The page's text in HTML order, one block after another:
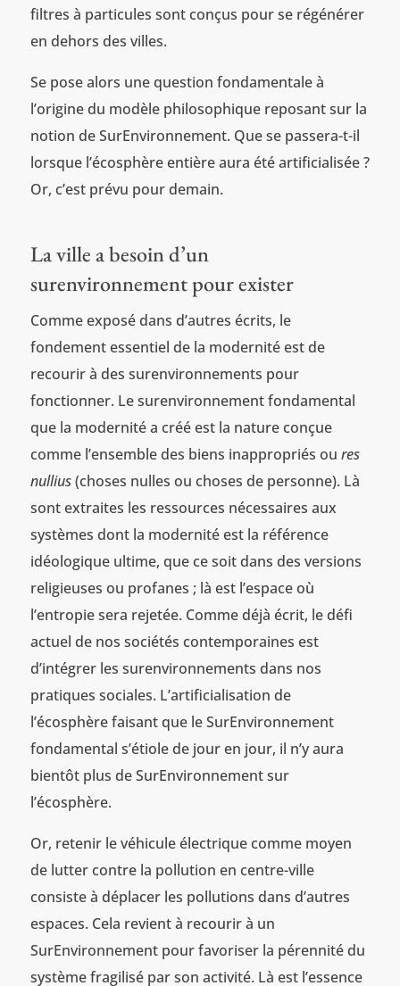
filtres à particules sont conçus pour se régénérer
en dehors des villes.
Se pose alors une question fondamentale à
l’origine du modèle philosophique reposant sur la
notion de SurEnvironnement. Que se passera-t-il
lorsque l’écosphère entière aura été artificialisée ?
Or, c’est prévu pour demain.
La ville a besoin d’un
surenvironnement pour exister
Comme exposé dans d’autres écrits, le
fondement essentiel de la modernité est de
recourir à des surenvironnements pour
fonctionner. Le surenvironnement fondamental
que la modernité a créé est la nature conçue
comme l’ensemble des biens inappropriés ou res
nullius(choses nulles ou choses de personne). Là
sont extraites les ressources nécessaires aux
systèmes dont la modernité est la référence
idéologique ultime, que ce soit dans des versions
religieuses ou profanes ; là est l’espace où
l’entropie sera rejetée. Comme déjà écrit, le défi
actuel de nos sociétés contemporaines est
d’intégrer les surenvironnements dans nos
pratiques sociales. L’artificialisation de
l’écosphère faisant que le SurEnvironnement
fondamental s’étiole de jour en jour, il n’y aura
bientôt plus de SurEnvironnement sur
l’écosphère.
Or, retenir le véhicule électrique comme moyen
de lutter contre la pollution en centre-ville
consiste à déplacer les pollutions dans d’autres
espaces. Cela revient à recourir à un
SurEnvironnement pour favoriser la pérennité du
système fragilisé par son activité. Là est l’essence